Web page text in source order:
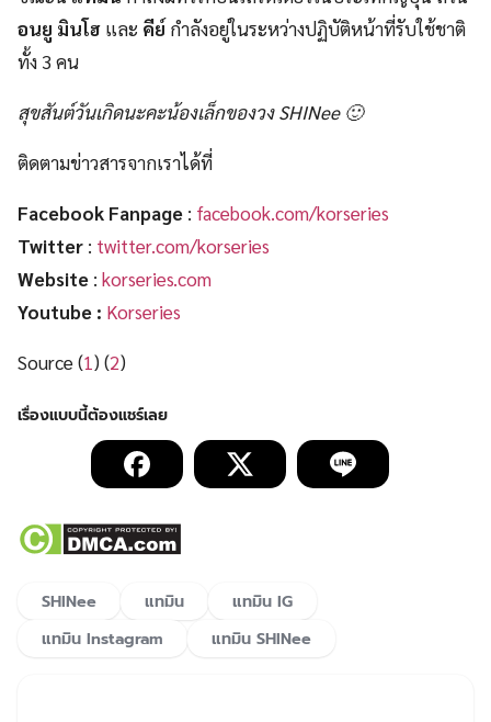
อนยู มินโฮ และ คีย์ กำลังอยู่ในระหว่างปฏิบัติหน้าที่รับใช้ชาติ
ทั้ง 3 คน
สุขสันต์วันเกิดนะคะน้องเล็กของวง SHINee 🙂
ติดตามข่าวสารจากเราได้ที่
Facebook Fanpage : facebook.com/korseries
Twitter : twitter.com/korseries
Website : korseries.com
Youtube : Korseries
Source (1) (2)
SHINee แทมิน
แทมิน IG
แทมิน Instagram
แทมิน SHINee